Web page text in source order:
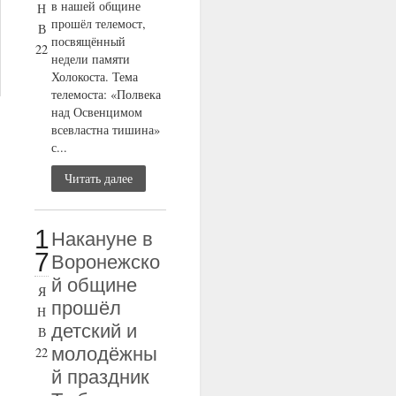
Н
В
22
в нашей общине
прошёл телемост,
посвящённый
недели памяти
Холокоста. Тема
телемоста: «Полвека
над Освенцимом
всевластна тишина»
с...
Читать далее
1
7
Я
Н
В
22
Накануне в
Воронежско
й общине
прошёл
детский и
молодёжны
й праздник